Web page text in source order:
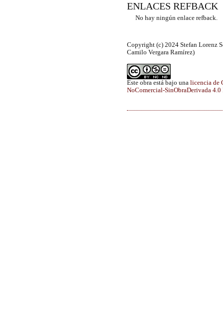
ENLACES REFBACK
No hay ningún enlace refback.
Copyright (c) 2024 Stefan Lorenz
Camilo Vergara Ramírez)
Este obra está bajo una licencia de
NoComercial-SinObraDerivada